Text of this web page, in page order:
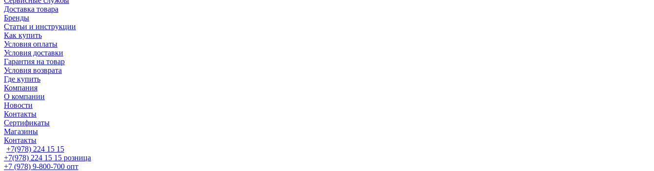
Доставка товара
Бренды
Статьи и инструкции
Как купить
Условия оплаты
Условия доставки
Гарантия на товар
Условия возврата
Где купить
Компания
О компании
Новости
Контакты
Сертификаты
Магазины
Контакты
+7(978) 224 15 15
+7(978) 224 15 15 розница
+7 (978) 9-800-700 опт